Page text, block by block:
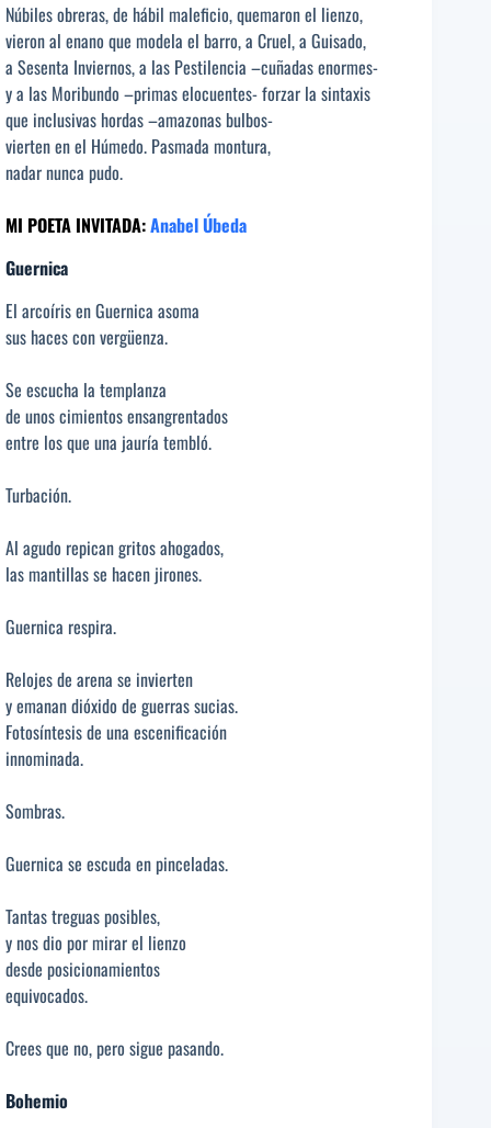
Núbiles obreras, de hábil maleficio, quemaron el lienzo,
vieron al enano que modela el barro, a Cruel, a Guisado,
a Sesenta Inviernos, a las Pestilencia –cuñadas enormes-
y a las Moribundo –primas elocuentes- forzar la sintaxis
que inclusivas hordas –amazonas bulbos-
vierten en el Húmedo. Pasmada montura,
nadar nunca pudo.
MI POETA INVITADA:Anabel Úbeda
Guernica
El arcoíris en Guernica asoma
sus haces con vergüenza.
Se escucha la templanza
de unos cimientos ensangrentados
entre los que una jauría tembló.
Turbación.
Al agudo repican gritos ahogados,
las mantillas se hacen jirones.
Guernica respira.
Relojes de arena se invierten
y emanan dióxido de guerras sucias.
Fotosíntesis de una escenificación
innominada.
Sombras.
Guernica se escuda en pinceladas.
Tantas treguas posibles,
y nos dio por mirar el lienzo
desde posicionamientos
equivocados.
Crees que no, pero sigue pasando.
Bohemio